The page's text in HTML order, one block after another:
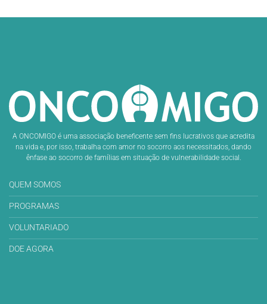
A ONCOMIGO é uma associação beneficente sem fins lucrativos que acredita
na vida e, por isso, trabalha com amor no socorro aos necessitados, dando
ênfase ao socorro de famílias em situação de vulnerabilidade social.
QUEM SOMOS
PROGRAMAS
VOLUNTARIADO
DOE AGORA